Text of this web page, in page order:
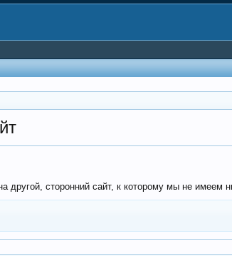
другой, сторонний сайт, к которому мы не